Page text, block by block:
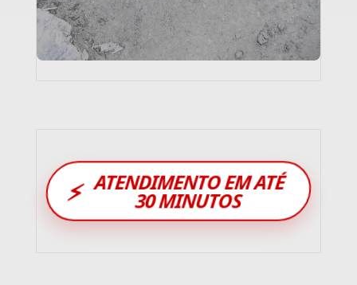
⚡ ATENDIMENTO EM ATÉ
30 MINUTOS